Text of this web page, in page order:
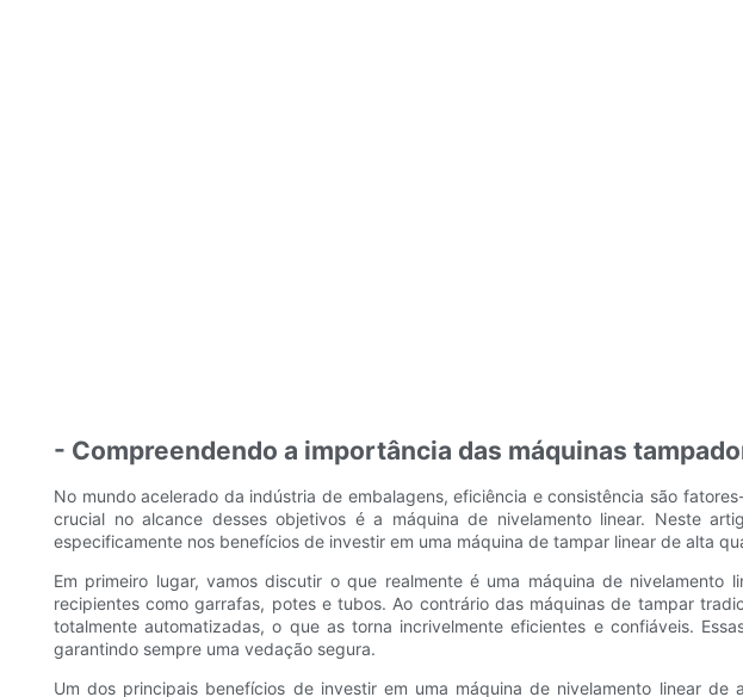
- Compreendendo a importância das máquinas
No mundo acelerado da indústria de embalagens, eficiência e consistência são
crucial no alcance desses objetivos é a máquina de nivelamento linear. Neste
especificamente nos benefícios de investir em uma máquina de tampar linear de alta
Em primeiro lugar, vamos discutir o que realmente é uma máquina de
recipientes como garrafas, potes e tubos. Ao contrário das máquinas de tampar
totalmente automatizadas, o que as torna incrivelmente eficientes e confiáveis.
garantindo sempre uma vedação segura.
Um dos principais benefícios de investir em uma máquina de nivelamento linear